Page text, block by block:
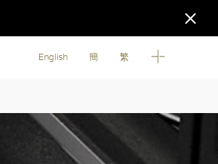
English 簡 繁